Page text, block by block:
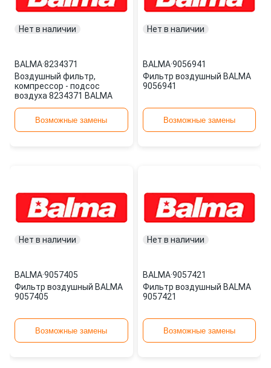
Нет в наличии
BALMA·8234371
Воздушный фильтр,
компрессор - подсос
воздуха 8234371 BALMA
Возможные замены
Нет в наличии
BALMA·9056941
Фильтр воздушный BALMA
9056941
Возможные замены
Нет в наличии
BALMA·9057405
Фильтр воздушный BALMA
9057405
Возможные замены
Нет в наличии
BALMA·9057421
Фильтр воздушный BALMA
9057421
Возможные замены